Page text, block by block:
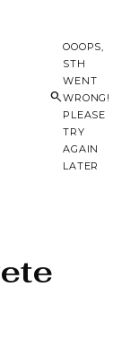
OOOPS,
STH
WENT
WRONG!
PLEASE
TRY
AGAIN
LATER